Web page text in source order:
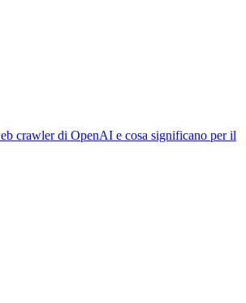
crawler di OpenAI e cosa significano per il